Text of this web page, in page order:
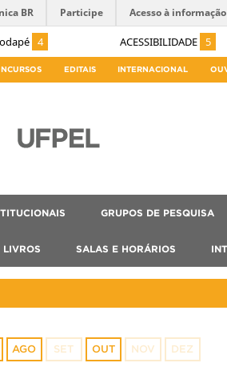
4 ACESSIBILIDADE 5
BR Participe Acesso à informação
EDITAIS INTERNACIONAL
GRUPOS DE PESQUISA
LIVROS SALAS E HORÁRIOS
AGO SET OUT NOV DEZ